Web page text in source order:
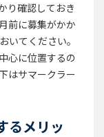
り確認しておき
前に募集がかか
いてください。
心に位置するの
はサマークラー
るメリッ